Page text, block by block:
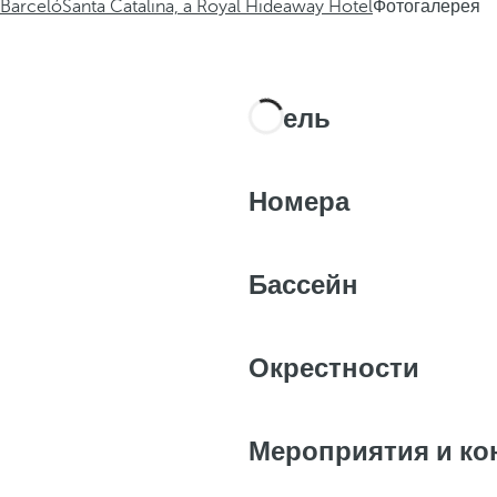
BarcelóSanta Catalina, a Royal Hideaway HotelФотогалерея
Отель
Номера
Бассейн
Окрестности
Мероприятия и